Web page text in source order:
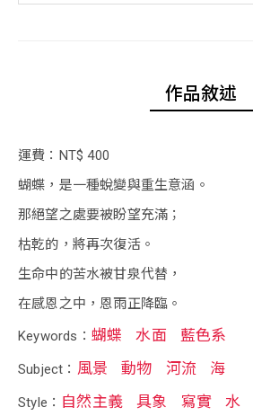
作品敘述
運費：NT$ 400
蝴蝶，是一種蛻變與重生意涵。
那絕望之處要被盼望充滿；
枯乾的，將再次復活。
生命中的苦水被甘泉代替，
在感恩之中，恩雨正降臨。
Keywords： 蝴蝶 水面 藍色系
Subject： 風景 動物 河流 海
Style： 自然主義 具象 寫實 水